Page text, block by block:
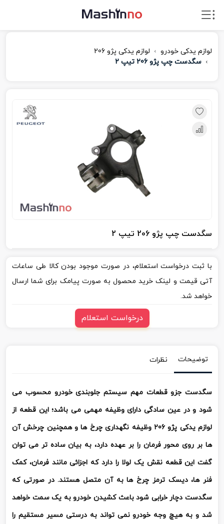
لوازم یدکی خودرو
لوازم یدکی پژو 206
سگدست چپ پژو 206 تیپ 2
سگدست چپ پژو 206 تیپ 2
با ثبت درخواست استعلام، در صورت موجود بودن کالا طی ساعات
آتی قیمت و لینک خرید محصول به صورت پیامک برای شما ارسال
خواهد شد.
درخواست استعلام
توضیحات نظرات
سگدست جزو قطعات مهم سیستم جلوبندی خودرو محسوب می
شود و در عین سادگی دارای وظیفه مهمی می باشد؛ این قطعه از
لوازم یدکی پژو 206 وظیفه نگهداری چرخ ها و همچنین چرخش آن
ها بر روی محور فرمان را بر عهده دارد، به بیان ساده تر می توان
گفت این قطعه نقش یک لولا را دارد که اجزائی مانند فرمان، کمک
فنر ها، دیسک ترمز چرخ ها به آن متصل هستند. در صورتی که
سگدست دچار خرابی شود باعث کشیدن خودرو به یک سمت خواهد
شد و به هیچ وجه خودرو نمی تواند به درستی مسیر مستقیم را